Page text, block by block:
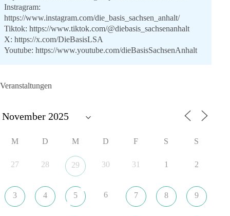
Instragram:
https://www.instagram.com/die_basis_sachsen_anhalt/
Tiktok: https://www.tiktok.com/@diebasis_sachsenanhalt
X: https://x.com/DieBasisLSA
Youtube: https://www.youtube.com/dieBasisSachsenAnhalt
lohnt, dieBasis zu wählen.
#DeineStimmezählt #jetztunterstützen
22 5 Auf Facebook ansehen
Veranstaltungen
M D M D F S S
27 28 29 30 31 1 2
3 4 5 6 7 8 9